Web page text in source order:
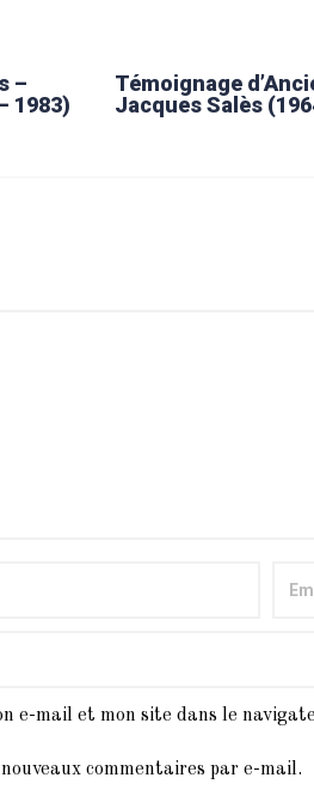
–
1983)
Témoignage
Jacques Salès
e-mail et mon site dans le
commentaires par e-mail.